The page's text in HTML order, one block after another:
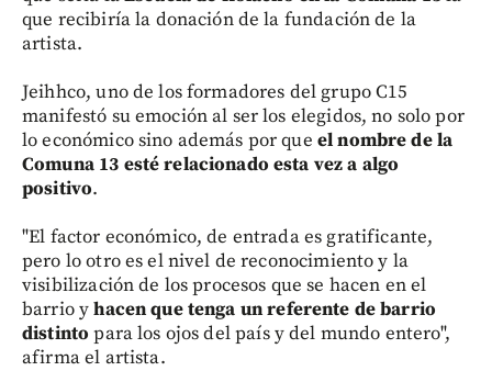
que recibiría la donación de la fundación de la
artista.
Jeihhco, uno de los formadores del grupo C15
manifestó su emoción al ser los elegidos, no solo por
lo económico sino además por que el nombre de la
Comuna 13 esté relacionado esta vez a algo
positivo.
"El factor económico, de entrada es gratificante,
pero lo otro es el nivel de reconocimiento y la
visibilización de los procesos que se hacen en el
barrio yhacen que tenga un referente de barrio
distinto para los ojos del país y del mundo entero",
afirma el artista.